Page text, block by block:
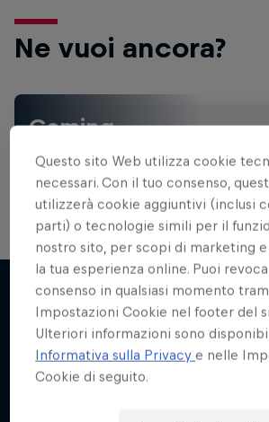
Ne vuoi ancora?
Gaming
videogiochi, ma anche quiz, guide, trucchi e …
Potrebbe interessarti
Questo sito Web utilizza cookie
necessari. Con il tuo consenso,
utilizzerà cookie aggiuntivi (inclusi
parti) o tecnologie simili per il
nostro sito, per scopi di marketing
la tua esperienza online. Puoi
consenso in qualsiasi momento
Impostazioni Cookie nel footer del
Ulteriori informazioni sono
Informativa sulla Privacye nelle
Cookie di seguito.